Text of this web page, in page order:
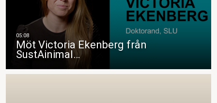
Möt Victoria Ekenberg från
SustAinimal…